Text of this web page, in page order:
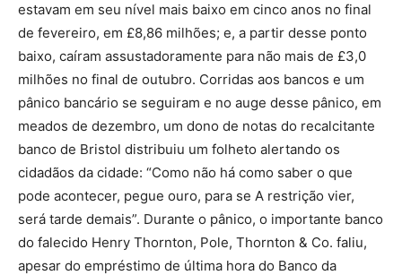
estavam em seu nível mais baixo em cinco anos no final
de fevereiro, em £8,86 milhões; e, a partir desse ponto
baixo, caíram assustadoramente para não mais de £3,0
milhões no final de outubro. Corridas aos bancos e um
pânico bancário se seguiram e no auge desse pânico, em
meados de dezembro, um dono de notas do recalcitante
banco de Bristol distribuiu um folheto alertando os
cidadãos da cidade: “Como não há como saber o que
pode acontecer, pegue ouro, para se A restrição vier,
será tarde demais”. Durante o pânico, o importante banco
do falecido Henry Thornton, Pole, Thornton & Co. faliu,
apesar do empréstimo de última hora do Banco da